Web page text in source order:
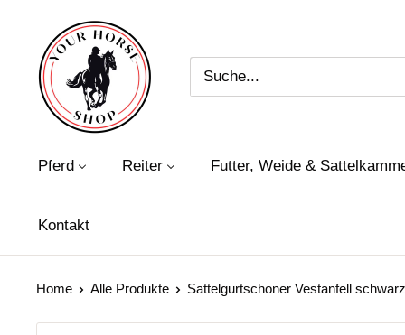
Your
Horse
Shop
Pferd Reiter Futter, Weide &
Kontakt
Home Alle Produkte Sattelgurtschoner Vestanfell